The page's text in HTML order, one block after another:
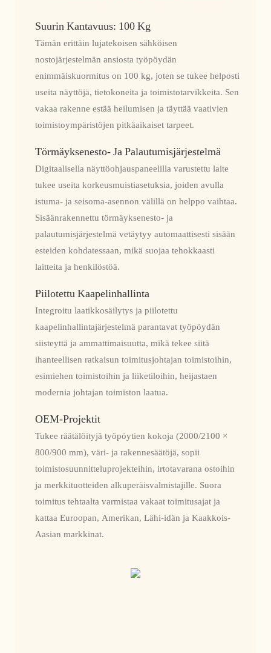
Suurin Kantavuus: 100 Kg
Tämän erittäin lujatekoisen sähköisen
nostojärjestelmän ansiosta työpöydän
enimmäiskuormitus on 100 kg, joten se tukee helposti
useita näyttöjä, tietokoneita ja toimistotarvikkeita. Sen
vakaa rakenne estää heilumisen ja täyttää vaativien
toimistoympäristöjen pitkäaikaiset tarpeet.
Törmäyksenesto- Ja Palautumisjärjestelmä
Digitaalisella näyttöohjauspaneelilla varustettu laite
tukee useita korkeusmuistiasetuksia, joiden avulla
istuma- ja seisoma-asennon välillä on helppo vaihtaa.
Sisäänrakennettu törmäyksenesto- ja
palautumisjärjestelmä vetäytyy automaattisesti sisään
esteiden kohdatessaan, mikä suojaa tehokkaasti
laitteita ja henkilöstöä.
Piilotettu Kaapelinhallinta
Integroitu laatikkosäilytys ja piilotettu
kaapelinhallintajärjestelmä parantavat työpöydän
siisteyttä ja ammattimaisuutta, mikä tekee siitä
ihanteellisen ratkaisun toimitusjohtajan toimistoihin,
esimiehen toimistoihin ja liiketiloihin, heijastaen
modernia johtajan toimiston laatua.
OEM-Projektit
Tukee räätälöityjä työpöytien kokoja (2000/2100 ×
800/900 mm), väri- ja rakennesäätöjä, sopii
toimistosuunnitteluprojekteihin, irtotavarana ostoihin
ja merkkituotteiden alkuperäisvalmistajille. Suora
toimitus tehtaalta varmistaa vakaat toimitusajat ja
kattaa Euroopan, Amerikan, Lähi-idän ja Kaakkois-
Aasian markkinat.